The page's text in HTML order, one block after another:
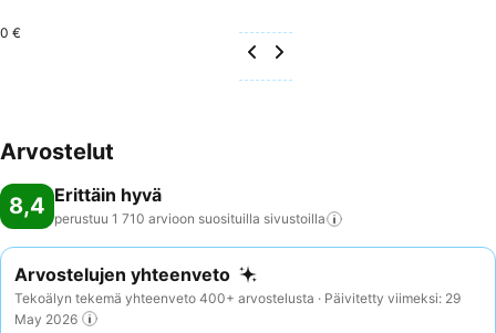
0 €
Arvostelut
8,4 Erittäin hyvä
perustuu 1 710 arvioon suosituilla sivustoilla
Arvostelujen yhteenveto
Tekoälyn tekemä yhteenveto 400+ arvostelusta · Päivitetty viimeksi: 29
May 2026